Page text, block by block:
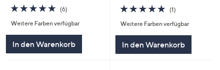
5.0
von
5
(6)
Weitere Farben verfügbar
In den Warenkorb
5.0
von
5
(1)
Weitere Farben verfügbar
In den Warenkorb